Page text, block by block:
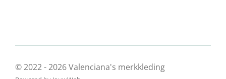
© 2022 - 2026 Valenciana's merkkleding